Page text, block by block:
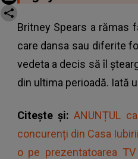
Britney Spears a rămas
care dansa sau diferite
vedeta a decis să îl
din ultima perioadă. Iată
Citește și:ANUNȚUL
concurenți din Casa
o pe prezentatoarea